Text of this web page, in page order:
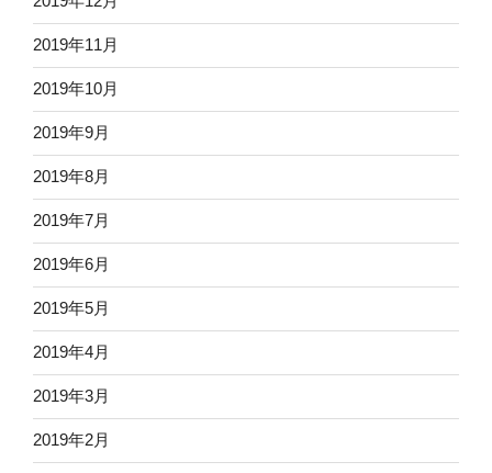
2019年11月
2019年10月
2019年9月
2019年8月
2019年7月
2019年6月
2019年5月
2019年4月
2019年3月
2019年2月